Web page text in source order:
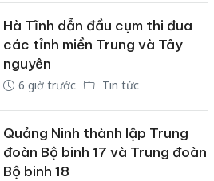
Hà Tĩnh dẫn đầu cụm thi đua
các tỉnh miền Trung và Tây
nguyên
6 giờ trước Tin tức
Quảng Ninh thành lập Trung
đoàn Bộ binh 17 và Trung đoàn
Bộ binh 18